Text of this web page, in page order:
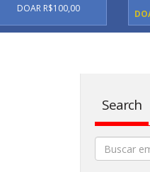
DOAR R$100,00
Search